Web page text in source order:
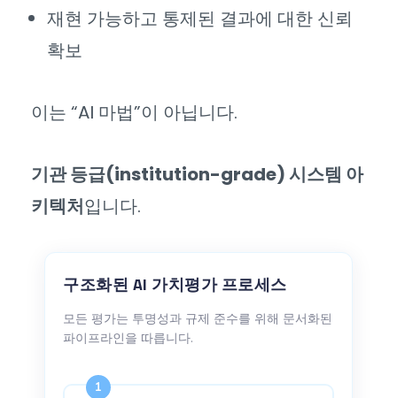
재현 가능하고 통제된 결과에 대한 신뢰
확보
이는 “AI 마법”이 아닙니다.
기관 등급(institution-grade) 시스템 아
키텍처입니다.
구조화된 AI 가치평가 프로세스
모든 평가는 투명성과 규제 준수를 위해 문서화된
파이프라인을 따릅니다.
1